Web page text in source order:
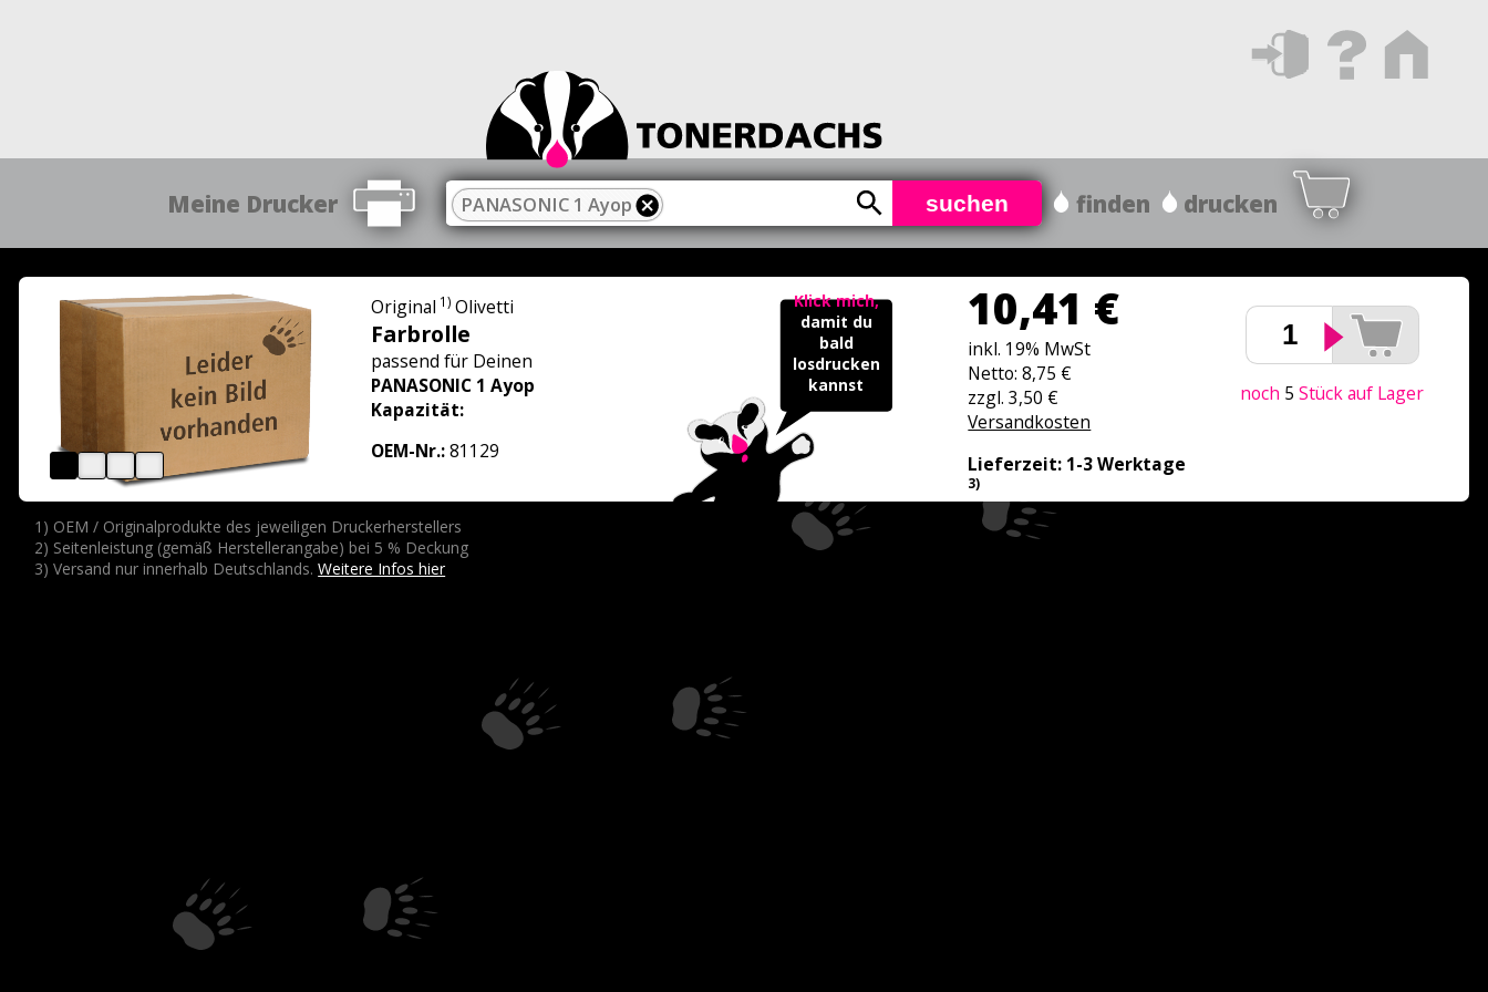
Meine Drucker PANASONIC 1 Ayop suchen finden drucken
Original 1) Olivetti
Farbrolle
passend für Deinen
PANASONIC 1 Ayop
Kapazität:
OEM-Nr.:81129
Klick mich,
damit du
bald
losdrucken
kannst
10,41 €
inkl. 19% MwSt
Netto: 8,75 €
zzgl. 3,50 €
Versandkosten
Lieferzeit: 1-3 Werktage
3)
noch 5Stück auf Lager
1) OEM / Originalprodukte des jeweiligen Druckerherstellers
2) Seitenleistung (gemäß Herstellerangabe) bei 5 % Deckung
3) Versand nur innerhalb Deutschlands.Weitere Infos hier